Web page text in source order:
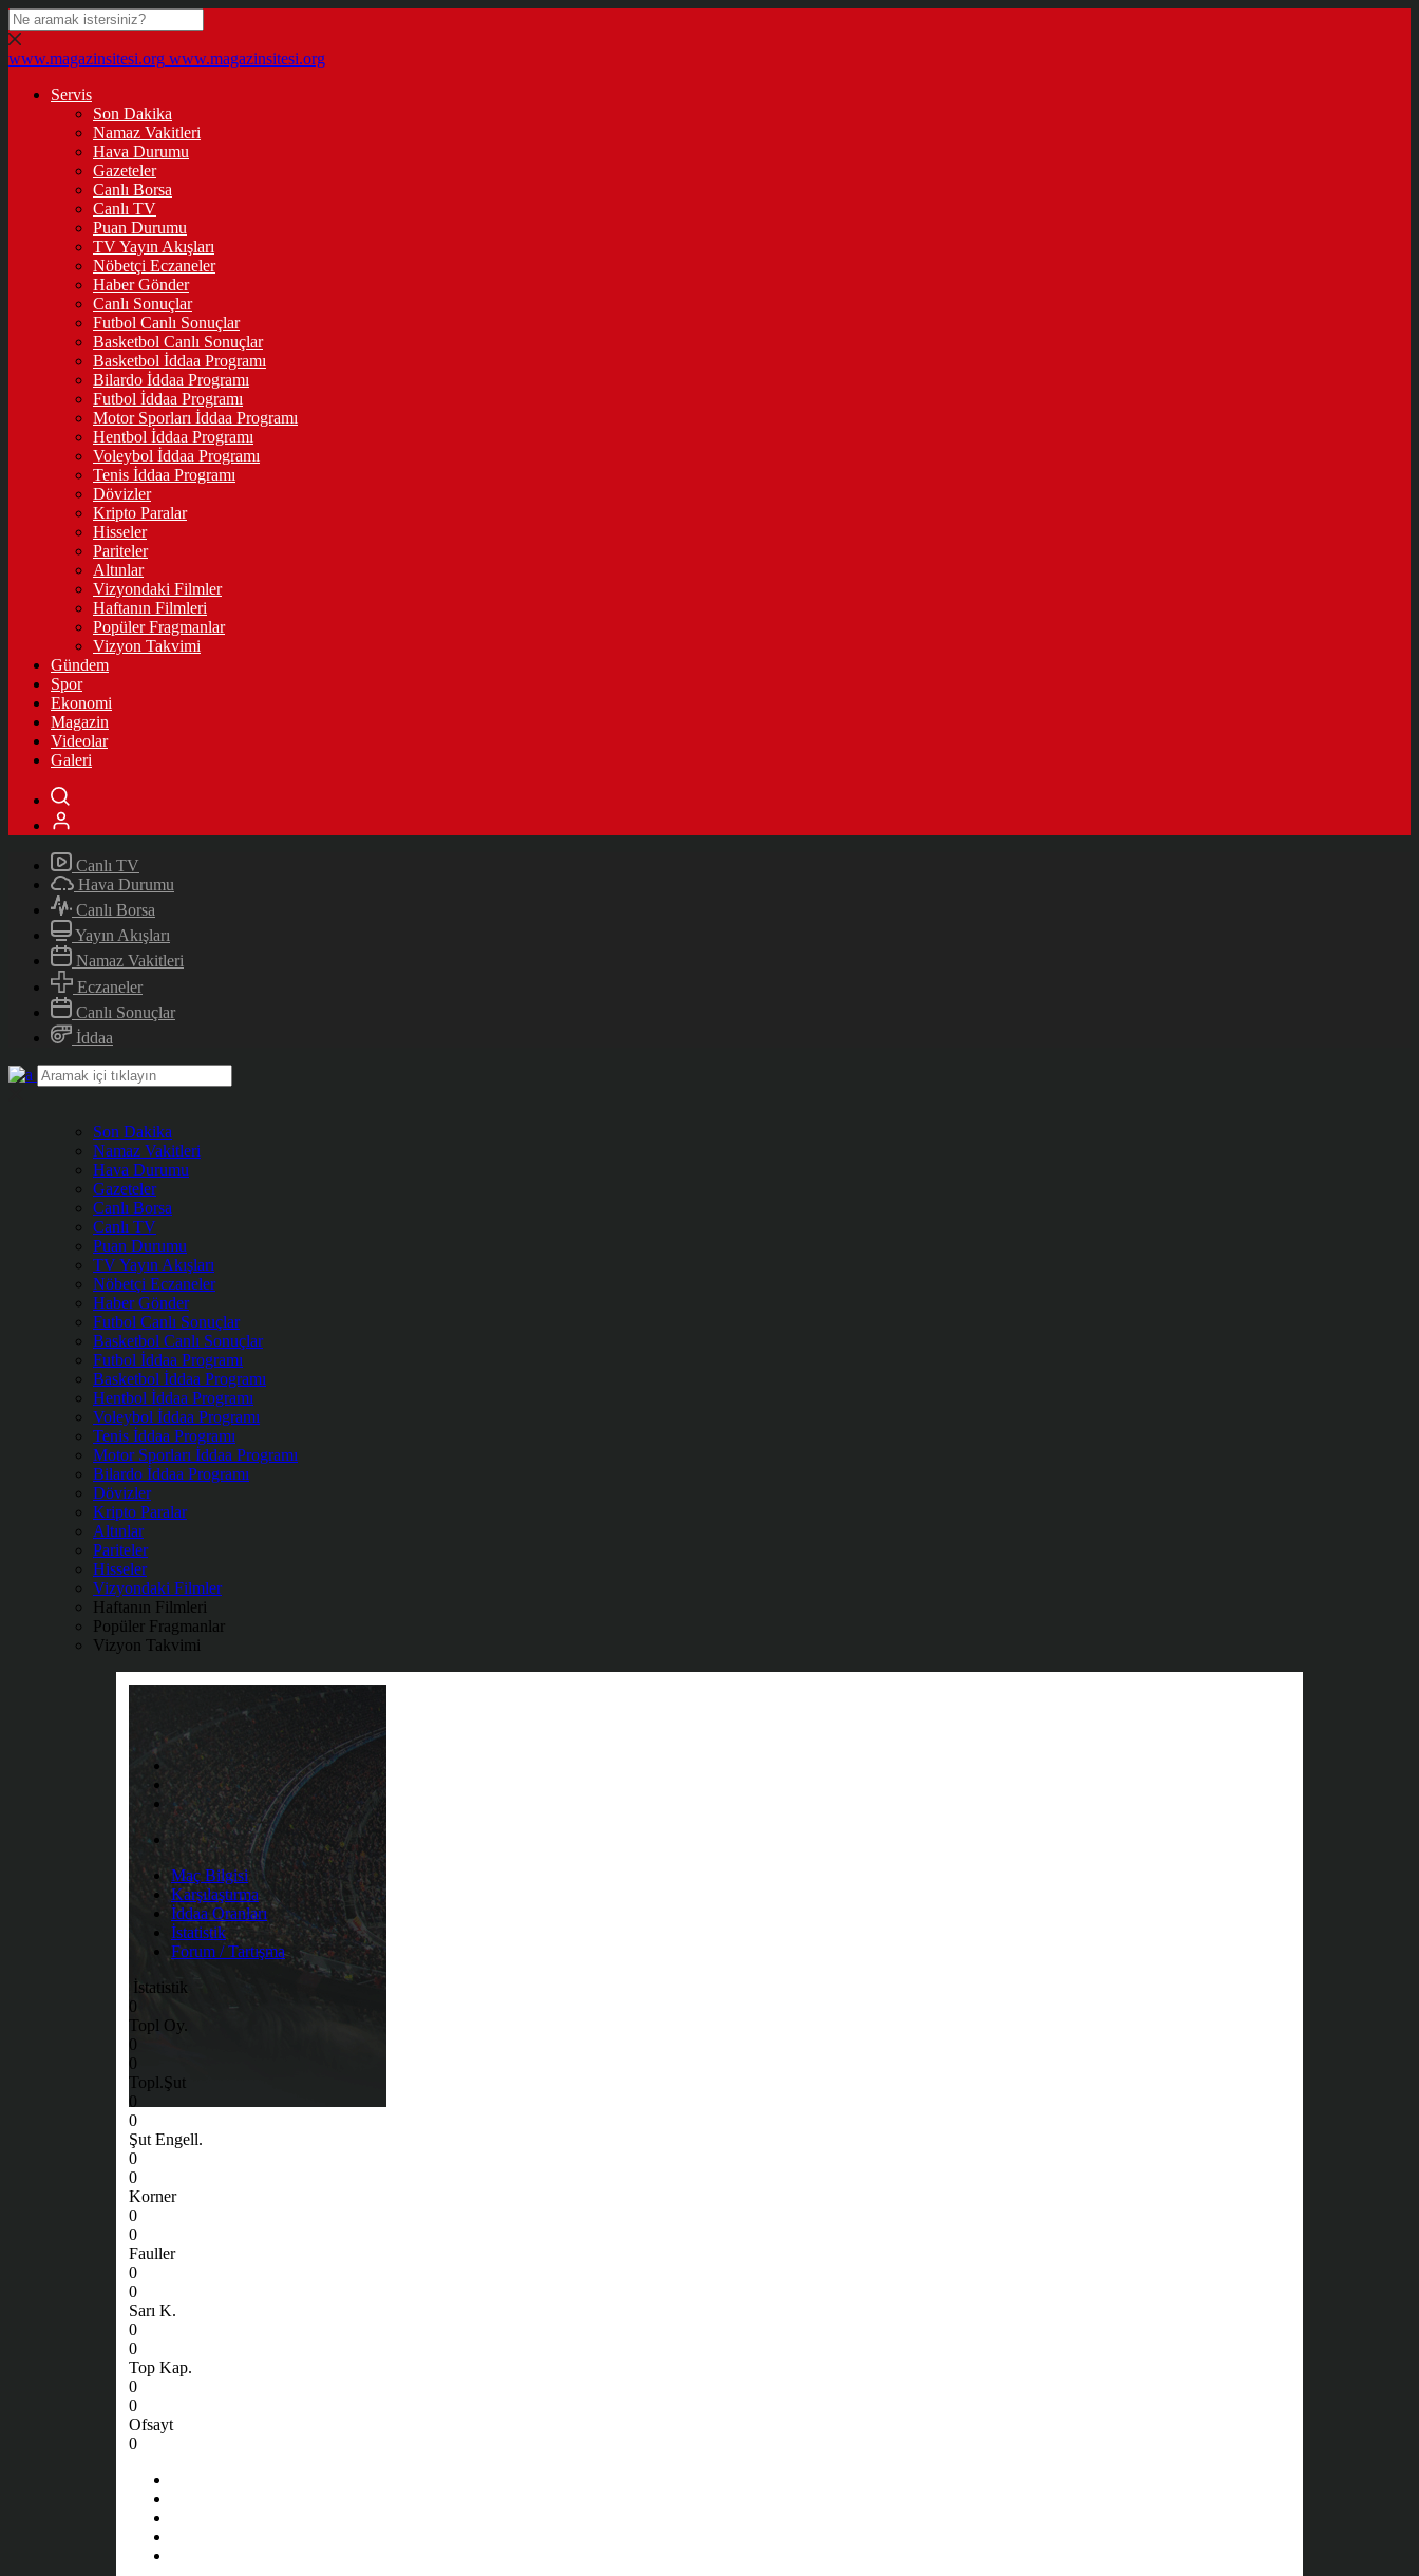
www.magazinsitesi.org www.magazinsitesi.org
Servis
Son Dakika
Namaz Vakitleri
Hava Durumu
Gazeteler
Canlı Borsa
Canlı TV
Puan Durumu
TV Yayın Akışları
Nöbetçi Eczaneler
Haber Gönder
Canlı Sonuçlar
Futbol Canlı Sonuçlar
Basketbol Canlı Sonuçlar
Basketbol İddaa Programı
Bilardo İddaa Programı
Futbol İddaa Programı
Motor Sporları İddaa Programı
Hentbol İddaa Programı
Voleybol İddaa Programı
Tenis İddaa Programı
Dövizler
Kripto Paralar
Hisseler
Pariteler
Altınlar
Vizyondaki Filmler
Haftanın Filmleri
Popüler Fragmanlar
Vizyon Takvimi
Gündem
Spor
Ekonomi
Magazin
Videolar
Galeri
Canlı TV
Hava Durumu
Canlı Borsa
Yayın Akışları
Namaz Vakitleri
Eczaneler
Canlı Sonuçlar
İddaa
Son Dakika
Namaz Vakitleri
Hava Durumu
Gazeteler
Canlı Borsa
Canlı TV
Puan Durumu
TV Yayın Akışları
Nöbetçi Eczaneler
Haber Gönder
Futbol Canlı Sonuçlar
Basketbol Canlı Sonuçlar
Futbol İddaa Programı
Basketbol İddaa Programı
Hentbol İddaa Programı
Voleybol İddaa Programı
Tenis İddaa Programı
Motor Sporları İddaa Programı
Bilardo İddaa Programı
Dövizler
Kripto Paralar
Altınlar
Pariteler
Hisseler
Vizyondaki Filmler
Haftanın Filmleri
Popüler Fragmanlar
Vizyon Takvimi
Maç Bilgisi
Karşılaştırma
İddaa Oranları
İstatistik
Forum / Tartışma
İstatistik
0
Topl Oy.
0
0
Topl.Şut
0
0
Şut Engell.
0
0
Korner
0
0
Fauller
0
0
Sarı K.
0
0
Top Kap.
0
0
Ofsayt
0